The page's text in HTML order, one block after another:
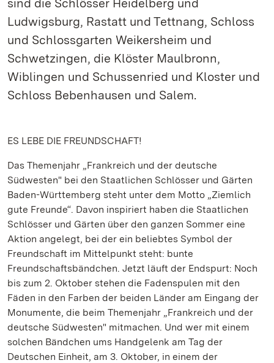
sind die Schlösser Heidelberg und
Ludwigsburg, Rastatt und Tettnang, Schloss
und Schlossgarten Weikersheim und
Schwetzingen, die Klöster Maulbronn,
Wiblingen und Schussenried und Kloster und
Schloss Bebenhausen und Salem.
ES LEBE DIE FREUNDSCHAFT!
Das Themenjahr „Frankreich und der deutsche
Südwesten" bei den Staatlichen Schlösser und Gärten
Baden-Württemberg steht unter dem Motto „Ziemlich
gute Freunde“. Davon inspiriert haben die Staatlichen
Schlösser und Gärten über den ganzen Sommer eine
Aktion angelegt, bei der ein beliebtes Symbol der
Freundschaft im Mittelpunkt steht: bunte
Freundschaftsbändchen. Jetzt läuft der Endspurt: Noch
bis zum 2. Oktober stehen die Fadenspulen mit den
Fäden in den Farben der beiden Länder am Eingang der
Monumente, die beim Themenjahr „Frankreich und der
deutsche Südwesten" mitmachen. Und wer mit einem
solchen Bändchen ums Handgelenk am Tag der
Deutschen Einheit, am 3. Oktober, in einem der